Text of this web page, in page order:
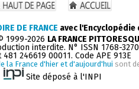
DE FRANCE avec
1999-2026 LA FRANCE
interdite. N° ISSN 1768-
481 246619 00011. Code APE 913E
la France d'hier et d'aujourd'hui sont
Site déposé à l'INPI